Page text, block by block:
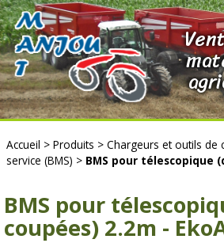
Accueil >Produits >Chargeurs et outils de
service (BMS) > BMS pour télescopique
BMS pour
coupées) 2.2m -